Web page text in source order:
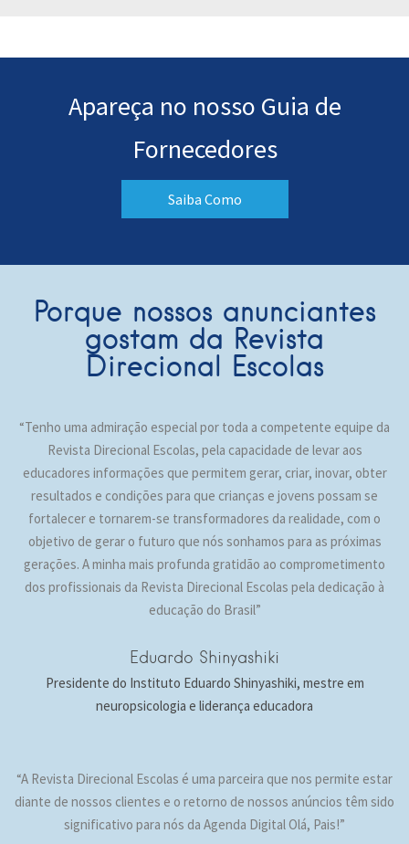
Apareça no nosso Guia de
Fornecedores
Saiba Como
Porque nossos anunciantes
gostam da Revista
Direcional Escolas
“Tenho uma admiração especial por toda a competente equipe da
Revista Direcional Escolas, pela capacidade de levar aos
educadores informações que permitem gerar, criar, inovar, obter
resultados e condições para que crianças e jovens possam se
fortalecer e tornarem-se transformadores da realidade, com o
objetivo de gerar o futuro que nós sonhamos para as próximas
gerações. A minha mais profunda gratidão ao comprometimento
dos profissionais da Revista Direcional Escolas pela dedicação à
educação do Brasil”
Eduardo Shinyashiki
Presidente do Instituto Eduardo Shinyashiki, mestre em
neuropsicologia e liderança educadora
“A Revista Direcional Escolas é uma parceira que nos permite estar
diante de nossos clientes e o retorno de nossos anúncios têm sido
significativo para nós da Agenda Digital Olá, Pais!”